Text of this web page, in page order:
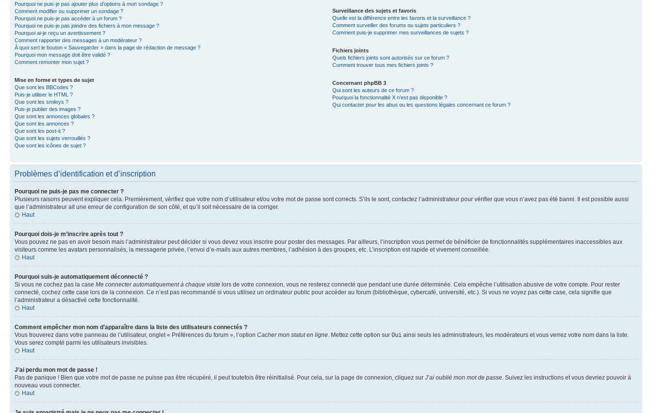
Pourquoi ne puis-je pas ajouter plus d’options à mon sondage ?
Comment modifier ou supprimer un sondage ?
Pourquoi ne puis-je pas accéder à un forum ?
Pourquoi ne puis-je pas joindre des fichiers à mon message ?
Pourquoi ai-je reçu un avertissement ?
Comment rapporter des messages à un modérateur ?
À quoi sert le bouton « Sauvegarder » dans la page de rédaction de message ?
Pourquoi mon message doit être validé ?
Comment remonter mon sujet ?
Mise en forme et types de sujet
Que sont les BBCodes ?
Puis-je utiliser le HTML ?
Que sont les smileys ?
Puis-je publier des images ?
Que sont les annonces globales ?
Que sont les annonces ?
Que sont les post-it ?
Que sont les sujets verrouillés ?
Que sont les icônes de sujet ?
Surveillance des sujets et favoris
Quelle est la différence entre les favoris et la surveillance ?
Comment surveiller des forums ou sujets particuliers ?
Comment puis-je supprimer mes surveillances de sujets ?
Fichiers joints
Quels fichiers joints sont autorisés sur ce forum ?
Comment trouver tous mes fichiers joints ?
Concernant phpBB 3
Qui sont les auteurs de ce forum ?
Pourquoi la fonctionnalité X n’est pas disponible ?
Qui contacter pour les abus ou les questions légales concernant ce forum ?
Problèmes d’identification et d’inscription
Pourquoi ne puis-je pas me connecter ?
Plusieurs raisons peuvent expliquer cela. Premièrement, vérifiez que votre nom d’utilisateur et/ou votre mot de passe sont corrects. S’ils le sont, contactez l’administrateur pour vérifier que vous n’avez pas été banni. Il est possible aussi
que l’administrateur ait une erreur de configuration de son côté, et qu’il soit nécessaire de la corriger.
Haut
Pourquoi dois-je m’inscrire après tout ?
Vous pouvez ne pas en avoir besoin mais l’administrateur peut décider si vous devez vous inscrire pour poster des messages. Par ailleurs, l’inscription vous permet de bénéficier de fonctionnalités supplémentaires inaccessibles aux
visiteurs comme les avatars personnalisés, la messagerie privée, l’envoi d’e-mails aux autres membres, l’adhésion à des groupes, etc. L’inscription est rapide et vivement conseillée.
Haut
Pourquoi suis-je automatiquement déconnecté ?
Si vous ne cochez pas la case Me connecter automatiquement à chaque visite lors de votre connexion, vous ne resterez connecté que pendant une durée déterminée. Cela empêche l’utilisation abusive de votre compte. Pour rester
connecté, cochez cette case lors de la connexion. Ce n’est pas recommandé si vous utilisez un ordinateur public pour accéder au forum (bibliothèque, cybercafé, université, etc.). Si vous ne voyez pas cette case, cela signifie que
l’administrateur a désactivé cette fonctionnalité.
Haut
Comment empêcher mon nom d’apparaître dans la liste des utilisateurs connectés ?
Vous trouverez dans votre panneau de l’utilisateur, onglet « Préférences du forum », l’option Cacher mon statut en ligne. Mettez cette option sur Oui ainsi seuls les administrateurs, les modérateurs et vous verrez votre nom dans la liste.
Vous serez compté parmi les utilisateurs invisibles.
Haut
J’ai perdu mon mot de passe !
Pas de panique ! Bien que votre mot de passe ne puisse pas être récupéré, il peut toutefois être réinitialisé. Pour cela, sur la page de connexion, cliquez sur J’ai oublié mon mot de passe. Suivez les instructions et vous devriez pouvoir à
nouveau vous connecter.
Haut